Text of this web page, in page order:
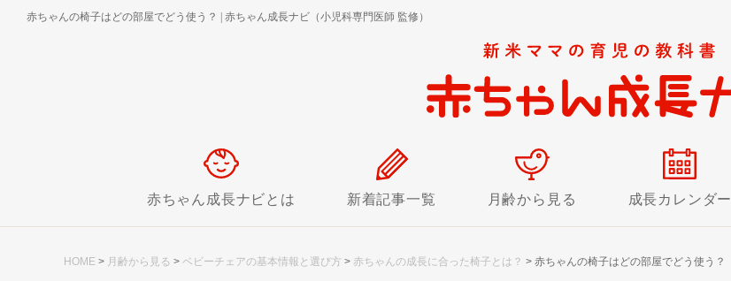
赤ちゃんの椅子はどの部屋でどう使う？ 赤ちゃん成長ナビ（小児科専門医師 監修）
赤ちゃん成長ナビとは 新着記事一覧 月齢から見る 成長カレンダー
HOME > 月齢から見る > ベビーチェアの基本情報と選び方 > 赤ちゃんの成長に合った椅子とは？ > 赤ちゃんの椅子はどの部屋でどう使う？